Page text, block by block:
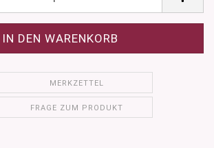
MERKZETTEL
FRAGE ZUM PRODUKT